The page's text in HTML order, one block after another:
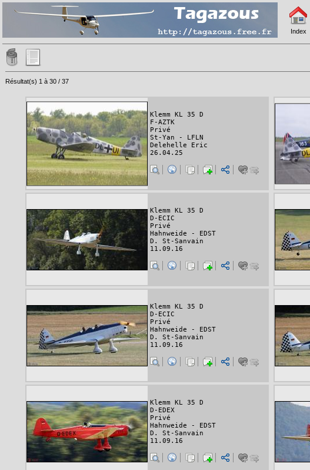
Index
Résultat(s) 1 à 30 / 37
Klemm KL 35 D
F-AZTK
Privé
St-Yan - LFLN
Delehelle Eric
26.04.25
Klemm KL 35 D
D-ECIC
Privé
Hahnweide - EDST
D. St-Sanvain
11.09.16
Klemm KL 35 D
D-ECIC
Privé
Hahnweide - EDST
D. St-Sanvain
11.09.16
Klemm KL 35 D
D-EDEX
Privé
Hahnweide - EDST
D. St-Sanvain
11.09.16